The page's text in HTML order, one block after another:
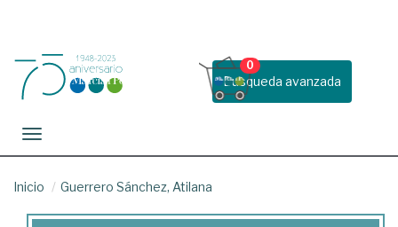
Busqueda avanzada
0
Toggle navigation
Inicio Guerrero Sánchez, Atilana